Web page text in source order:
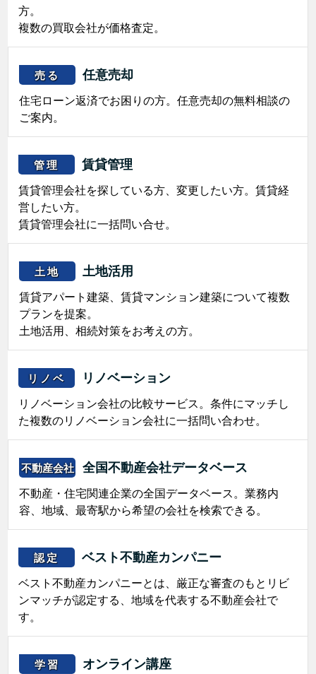
方。
複数の買取会社が価格査定。
売る 任意売却
住宅ローン返済でお困りの方。任意売却の無料相談の
ご案内。
管理 賃貸管理
賃貸管理会社を探している方、変更したい方。賃貸経
営したい方。
賃貸管理会社に一括問い合せ。
土地 土地活用
賃貸アパート建築、賃貸マンション建築について複数
プランを提案。
土地活用、相続対策をお考えの方。
リノベ リノベーション
リノベーション会社の比較サービス。条件にマッチし
た複数のリノベーション会社に一括問い合わせ。
不動産会社 全国不動産会社データベース
不動産・住宅関連企業の全国データベース。業務内
容、地域、最寄駅から希望の会社を検索できる。
認定 ベスト不動産カンパニー
ベスト不動産カンパニーとは、厳正な審査のもとリビ
ンマッチが認定する、地域を代表する不動産会社で
す。
学習 オンライン講座